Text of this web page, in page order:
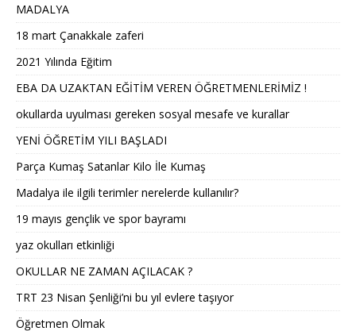
MADALYA
18 mart Çanakkale zaferi
2021 Yılında Eğitim
EBA DA UZAKTAN EĞİTİM VEREN ÖĞRETMENLERİMİZ !
okullarda uyulması gereken sosyal mesafe ve kurallar
YENİ ÖĞRETİM YILI BAŞLADI
Parça Kumaş Satanlar Kilo İle Kumaş
Madalya ile ilgili terimler nerelerde kullanılır?
19 mayıs gençlik ve spor bayramı
yaz okulları etkinliği
OKULLAR NE ZAMAN AÇILACAK ?
TRT 23 Nisan Şenliği’ni bu yıl evlere taşıyor
Öğretmen Olmak